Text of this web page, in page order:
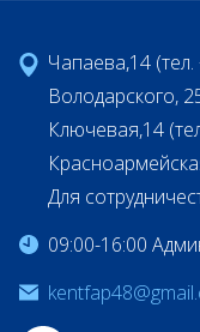
Чапаева,14
Володарского,
Ключевая,14
Для
09:00-16:00